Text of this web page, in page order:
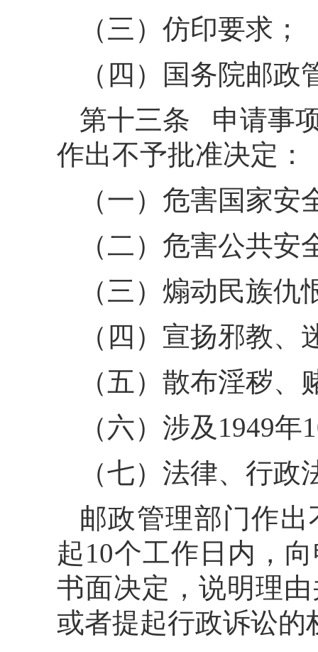
（三）仿印要求；
（四）国务院邮
第十三条 申请事
作出不予批准决定：
（一）危害国家
（二）危害公共
（三）煽动民族
（四）宣扬邪教、
（五）散布淫秽
（六）涉及1949
（七）法律、行
邮政管理部门作
起10个工作日内，
书面决定，说明理
或者提起行政诉讼的